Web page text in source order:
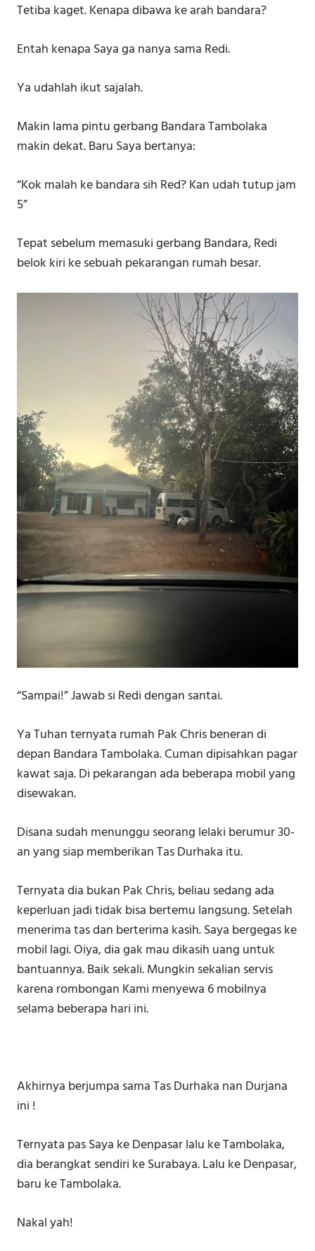
Tetiba kaget. Kenapa dibawa ke arah bandara?
Entah kenapa Saya ga nanya sama Redi.
Ya udahlah ikut sajalah.
Makin lama pintu gerbang Bandara Tambolaka
makin dekat. Baru Saya bertanya:
“Kok malah ke bandara sih Red? Kan udah tutup jam
5”
Tepat sebelum memasuki gerbang Bandara, Redi
belok kiri ke sebuah pekarangan rumah besar.
“Sampai!” Jawab si Redi dengan santai.
Ya Tuhan ternyata rumah Pak Chris beneran di
depan Bandara Tambolaka. Cuman dipisahkan pagar
kawat saja. Di pekarangan ada beberapa mobil yang
disewakan.
Disana sudah menunggu seorang lelaki berumur 30-
an yang siap memberikan Tas Durhaka itu.
Ternyata dia bukan Pak Chris, beliau sedang ada
keperluan jadi tidak bisa bertemu langsung. Setelah
menerima tas dan berterima kasih. Saya bergegas ke
mobil lagi. Oiya, dia gak mau dikasih uang untuk
bantuannya. Baik sekali. Mungkin sekalian servis
karena rombongan Kami menyewa 6 mobilnya
selama beberapa hari ini.
Akhirnya berjumpa sama Tas Durhaka nan Durjana
ini !
Ternyata pas Saya ke Denpasar lalu ke Tambolaka,
dia berangkat sendiri ke Surabaya. Lalu ke Denpasar,
baru ke Tambolaka.
Nakal yah!